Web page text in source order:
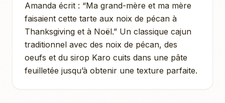
Amanda écrit : “Ma grand-mère et ma mère
faisaient cette tarte aux noix de pécan à
Thanksgiving et à Noël.” Un classique cajun
traditionnel avec des noix de pécan, des
oeufs et du sirop Karo cuits dans une pâte
feuilletée jusqu’à obtenir une texture parfaite.